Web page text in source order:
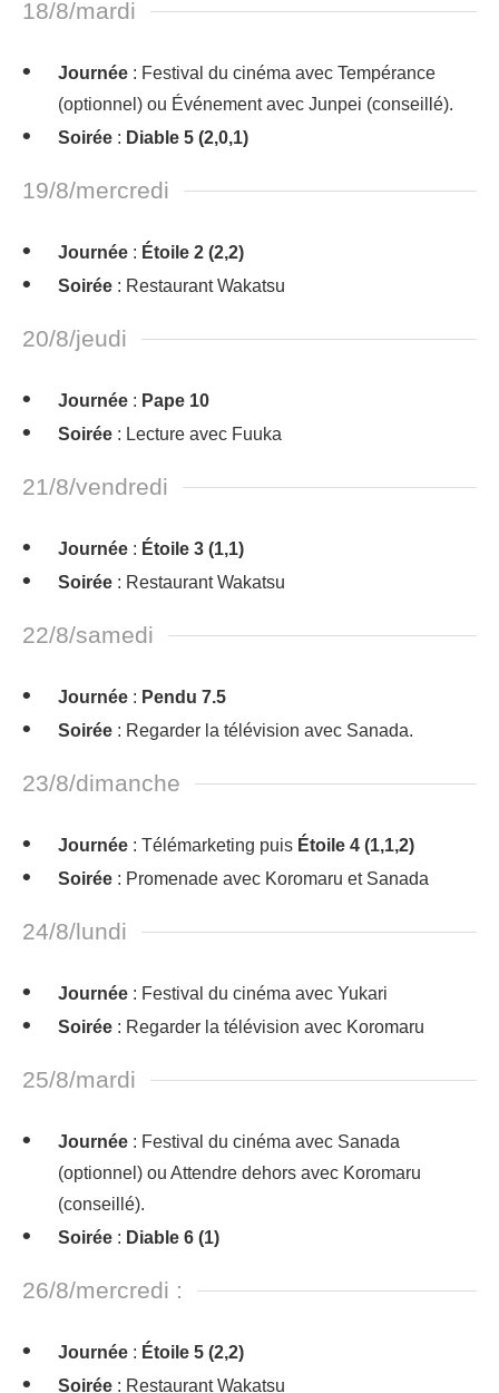
18/8/mardi
Journée : Festival du cinéma avec Tempérance
(optionnel) ou Événement avec Junpei (conseillé).
Soirée : Diable 5 (2,0,1)
19/8/mercredi
Journée : Étoile 2 (2,2)
Soirée : Restaurant Wakatsu
20/8/jeudi
Journée : Pape 10
Soirée : Lecture avec Fuuka
21/8/vendredi
Journée : Étoile 3 (1,1)
Soirée : Restaurant Wakatsu
22/8/samedi
Journée : Pendu 7.5
Soirée : Regarder la télévision avec Sanada.
23/8/dimanche
Journée : Télémarketing puis Étoile 4 (1,1,2)
Soirée : Promenade avec Koromaru et Sanada
24/8/lundi
Journée : Festival du cinéma avec Yukari
Soirée : Regarder la télévision avec Koromaru
25/8/mardi
Journée : Festival du cinéma avec Sanada
(optionnel) ou Attendre dehors avec Koromaru
(conseillé).
Soirée : Diable 6 (1)
26/8/mercredi :
Journée : Étoile 5 (2,2)
Soirée : Restaurant Wakatsu